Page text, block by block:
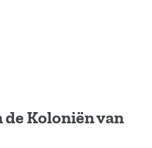
Koloniën van